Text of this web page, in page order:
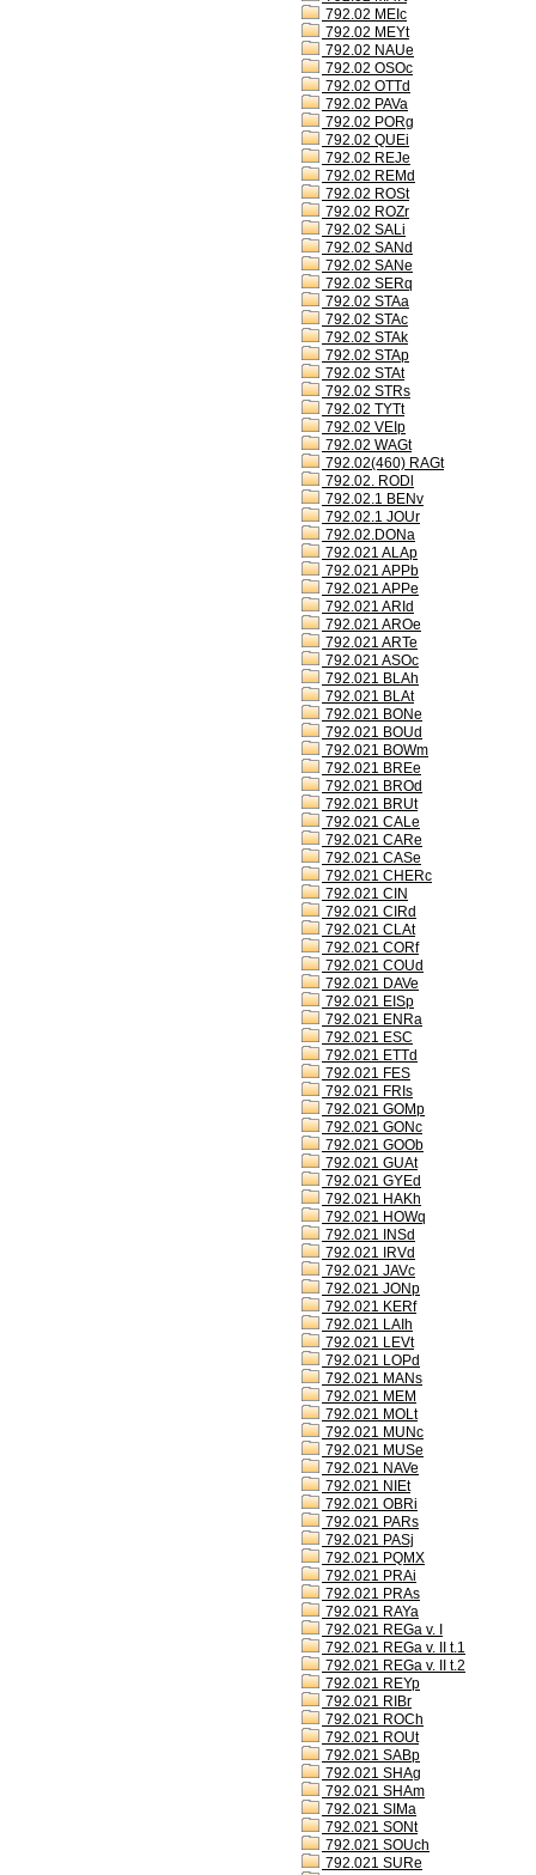
792.02 MEIc
792.02 MEYt
792.02 NAUe
792.02 OSOc
792.02 OTTd
792.02 PAVa
792.02 PORg
792.02 QUEi
792.02 REJe
792.02 REMd
792.02 ROSt
792.02 ROZr
792.02 SALi
792.02 SANd
792.02 SANe
792.02 SERq
792.02 STAa
792.02 STAc
792.02 STAk
792.02 STAp
792.02 STAt
792.02 STRs
792.02 TYTt
792.02 VEIp
792.02 WAGt
792.02(460) RAGt
792.02. RODl
792.02.1 BENv
792.02.1 JOUr
792.02.DONa
792.021 ALAp
792.021 APPb
792.021 APPe
792.021 ARId
792.021 AROe
792.021 ARTe
792.021 ASOc
792.021 BLAh
792.021 BLAt
792.021 BONe
792.021 BOUd
792.021 BOWm
792.021 BREe
792.021 BROd
792.021 BRUt
792.021 CALe
792.021 CARe
792.021 CASe
792.021 CHERc
792.021 CIN
792.021 CIRd
792.021 CLAt
792.021 CORf
792.021 COUd
792.021 DAVe
792.021 EISp
792.021 ENRa
792.021 ESC
792.021 ETTd
792.021 FES
792.021 FRIs
792.021 GOMp
792.021 GONc
792.021 GOOb
792.021 GUAt
792.021 GYEd
792.021 HAKh
792.021 HOWq
792.021 INSd
792.021 IRVd
792.021 JAVc
792.021 JONp
792.021 KERf
792.021 LAIh
792.021 LEVt
792.021 LOPd
792.021 MANs
792.021 MEM
792.021 MOLt
792.021 MUNc
792.021 MUSe
792.021 NAVe
792.021 NIEt
792.021 OBRi
792.021 PARs
792.021 PASj
792.021 PQMX
792.021 PRAi
792.021 PRAs
792.021 RAYa
792.021 REGa v. I
792.021 REGa v. II t.1
792.021 REGa v. II t.2
792.021 REYp
792.021 RIBr
792.021 ROCh
792.021 ROUt
792.021 SABp
792.021 SHAg
792.021 SHAm
792.021 SIMa
792.021 SONt
792.021 SOUch
792.021 SURe